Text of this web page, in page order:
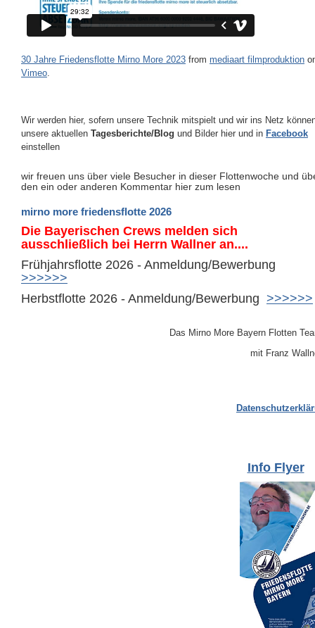
30 Jahre Friedensflotte Mirno More 2023 from mediaart filmproduktion
Vimeo.
Wir werden hier, sofern unsere Technik mitspielt und wir ins Netz
unsere aktuellen Tagesberichte/Blog und Bilder hier und in Facebook
einstellen
wir freuen uns über viele Besucher in dieser Flottenwoche und
den ein oder anderen Kommentar hier zum lesen
mirno more friedensflotte 2026
Die Bayerischen Crews melden sich
ausschließlich bei Herrn Wallner an....
Frühjahrsflotte 2026 - Anmeldung/Bewerbung
>>>>>>
Herbstflotte 2026 - Anmeldung/Bewerbung >>>>>>
Das Mirno More Bayern Flotten
mit Franz
Info Flyer